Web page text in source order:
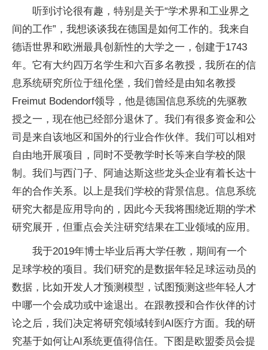
听到讨论很有趣，特别是关于“学术界和工业界之
间的工作”，我想谈谈我在德国是如何工作的。我来自
德语世界和欧洲最具创新性的大学之一，创建于1743
年。它有大约四万名学生和六百多名教授，我所在的信
息系统研究所位于纽伦堡，我们曾经是由知名教授
Freimut Bodendorf领导，他是德国信息系统的先驱教
授之一，现在他已经部分退休了。我们有很多资金和公
司是来自该地区和国外的行业合作伙伴。我们可以相对
自由地开展项目，同时不受教学时长等来自学校的限
制。我们与西门子、阿迪达斯这些龙头企业有着长达十
年的合作关系。以上是我们学校的背景信息。信息系统
研究大都是应用导向的，因此今天我将围绕近期的学术
研究展开，但重点会关注研究结果在工业领域的应用。
我于2019年博士毕业后再大学任教，期间有一个
足球学校的项目。我们研究的是数据年轻足球运动员的
数据，比如开发人才预测模型，试图预测这些年轻人才
中哪一个会成功或中途退出。在跟教授和合作伙伴的讨
论之后，我们决定将研究领域转到AI医疗方面。我的研
究基于如何让AI系统更值得信任。下图是欧盟委员会提